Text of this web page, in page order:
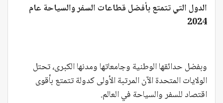
الدول التي تتمتع بأفضل قطاعات السفر والسياحة عام
2024
وبفضل حدائقها الوطنية وجامعاتها ومدنها الكبرى، تحتل
الولايات المتحدة الآن المرتبة الأولى كدولة تتمتع بأقوى
اقتصاد للسفر والسياحة في العالم.